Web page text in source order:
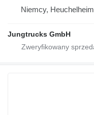
Niemcy, Heuchelheim
Jungtrucks GmbH